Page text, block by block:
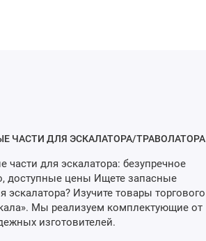
ЧАСТИ ДЛЯ ЭСКАЛАТОРА/ТРАВОЛАТОРА
части для эскалатора: безупречное
доступные цены Ищете запасные
эскалатора? Изучите товары торгового
Мы реализуем комплектующие от
изготовителей.